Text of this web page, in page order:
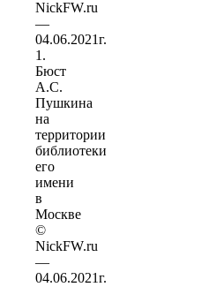
1.
Бюст
А.С.
Пушкина
на
территории
библиотеки
его
имени
в
Москве
©
NickFW.ru
—
04.06.2021г.